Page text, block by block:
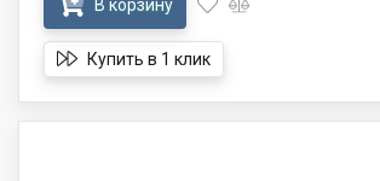
В корзину
Купить в 1 клик